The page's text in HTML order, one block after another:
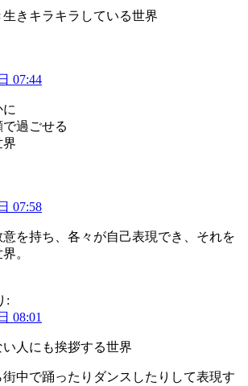
きキラキラしている世界
07:44
に
過ごせる
界
07:58
を持ち、各々が自己表現でき、それを
。
:
08:01
人にも挨拶する世界
中で踊ったりダンスしたりして表現す